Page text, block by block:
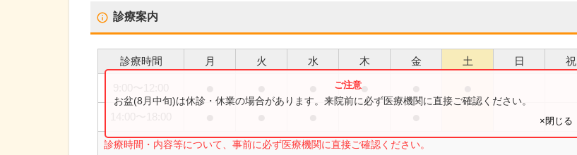
診療案内
診療時間 月 火 水 木 金 土 日 祝
●
診療時間・内容等について、事前に必ず医療機関に直接ご確認ください。
お盆(8月中旬)は休診・休業の場合があります。来院前に必ず医療機関に直接ご確認ください。
×閉じる